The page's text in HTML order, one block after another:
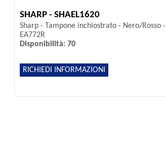
SHARP - SHAEL1620
Sharp - Tampone inchiostrato - Nero/Rosso -
EA772R
Disponibilità: 70
RICHIEDI INFORMAZIONI